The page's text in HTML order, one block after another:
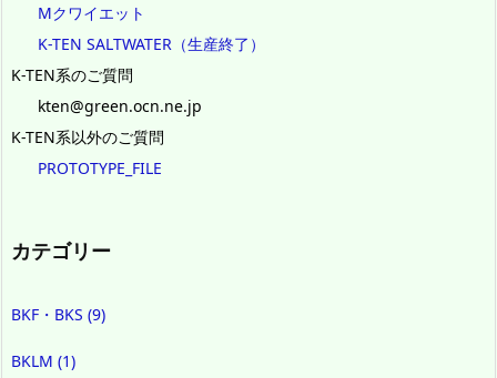
Mクワイエット
K-TEN SALTWATER（生産終了）
K-TEN系のご質問
kten@green.ocn.ne.jp
K-TEN系以外のご質問
PROTOTYPE_FILE
カテゴリー
BKF・BKS (9)
BKLM (1)